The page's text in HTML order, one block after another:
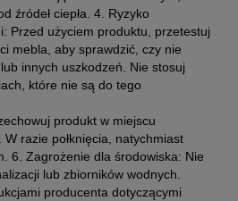
źródeł ciepła. 4. Ryzyko
Przed użyciem produktu, przetestuj
mebla, aby sprawdzić, czy nie
innych uszkodzeń. Nie stosuj
które nie są do tego
produkt w miejscu
razie połknięcia, natychmiast
6. Zagrożenie dla środowiska: Nie
lub zbiorników wodnych.
producenta dotyczącymi